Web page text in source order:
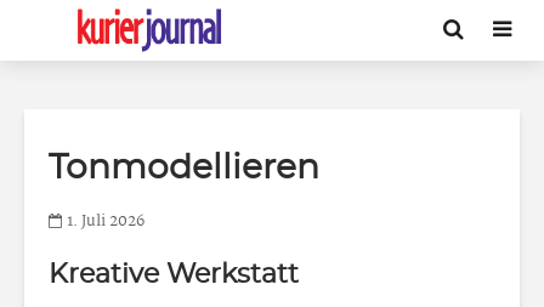
Tonmodellieren
1. Juli 2026
Kreative Werkstatt